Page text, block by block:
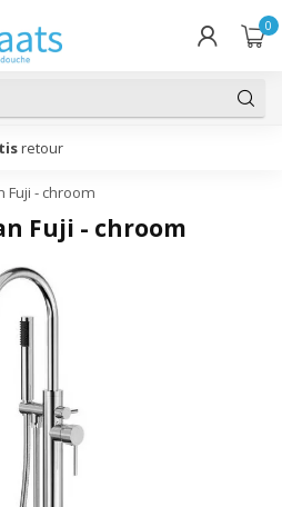
0
retour
Fuji - chroom
Fuji - chroom